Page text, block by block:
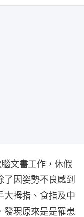
文書工作，休假
因姿勢不良感到
大拇指、食指及中
發現原來是是罹患